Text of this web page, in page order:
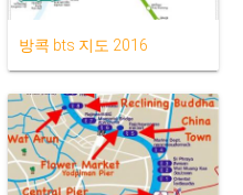
방콕 bts 지도 2016